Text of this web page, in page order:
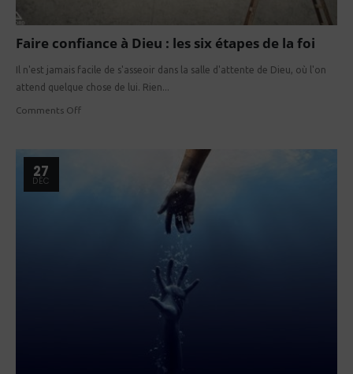
Faire confiance à Dieu : les six étapes de la foi
Il n'est jamais facile de s'asseoir dans la salle d'attente de Dieu, où l'on
attend quelque chose de lui. Rien...
Comments Off
27
DÉC